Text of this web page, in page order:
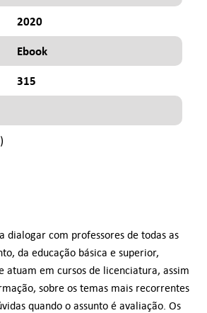
2020
Ebook
315
dialogar com professores de todas as
da educação básica e superior,
atuam em cursos de licenciatura, assim
sobre os temas mais recorrentes
quando o assunto é avaliação. Os